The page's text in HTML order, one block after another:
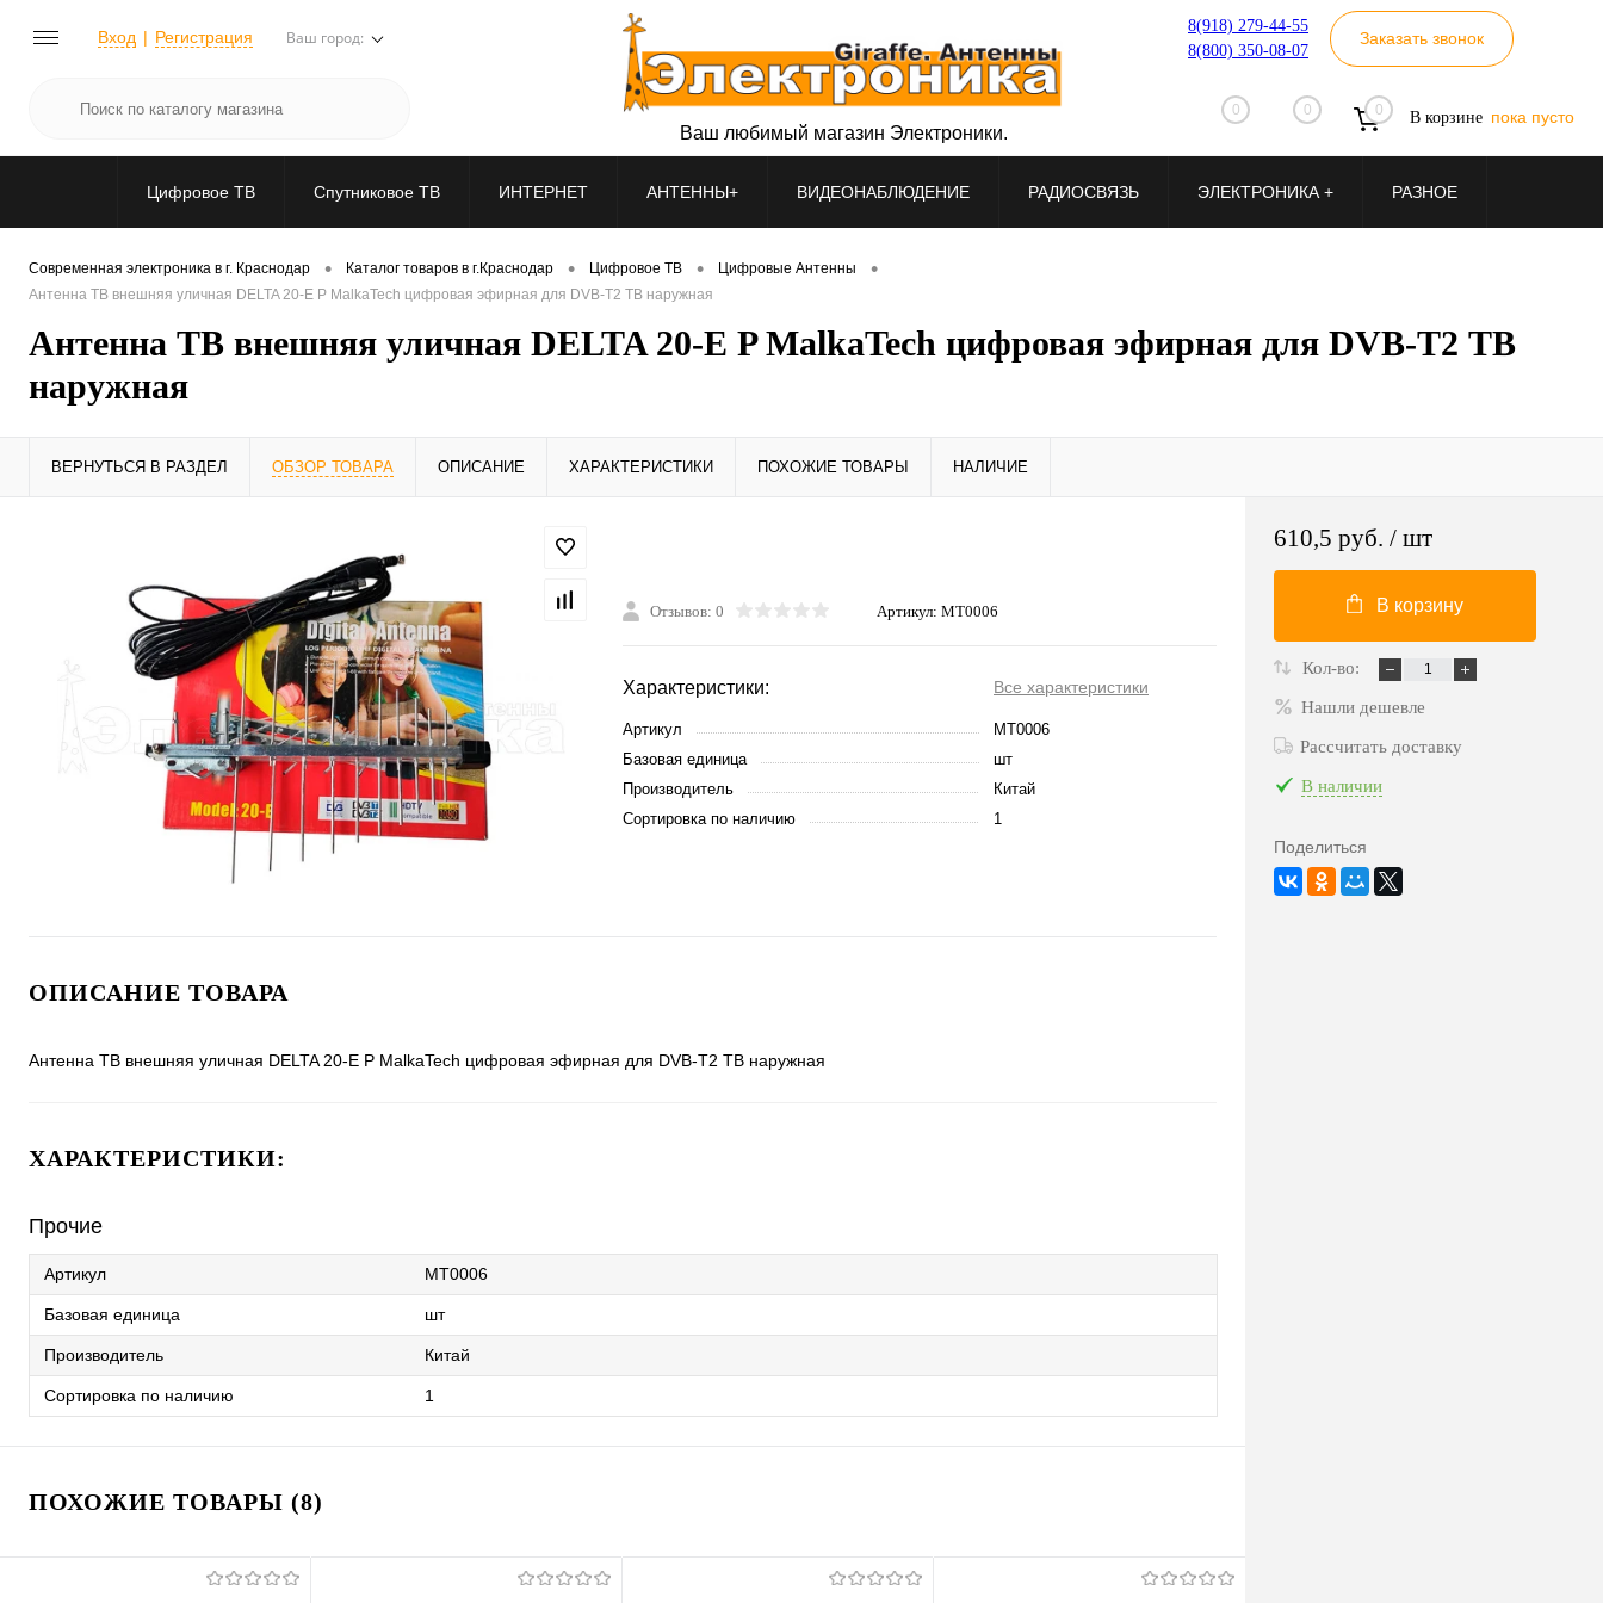
Вход Регистрация Ваш город:
8(918) 279-44-55
8(800) 350-08-07
Заказать звонок
0 0 0 В корзине пока пусто
Ваш любимый магазин Электроники.
Цифровое ТВ Спутниковое ТВ ИНТЕРНЕТ АНТЕННЫ+ ВИДЕОНАБЛЮДЕНИЕ РАДИОСВЯЗЬ ЭЛЕКТРОНИКА + РАЗНОЕ
Современная электроника в г. Краснодар • Каталог товаров в г.Краснодар • Цифровое ТВ • Цифровые Антенны •
Антенна ТВ внешняя уличная DELTA 20-E P MalkaTech цифровая эфирная для DVB-T2 ТВ наружная
Антенна ТВ внешняя уличная DELTA 20-E P MalkaTech цифровая эфирная для DVB-T2 ТВ
наружная
ВЕРНУТЬСЯ В РАЗДЕЛ ОБЗОР ТОВАРА ОПИСАНИЕ ХАРАКТЕРИСТИКИ ПОХОЖИЕ ТОВАРЫ НАЛИЧИЕ
Отзывов: 0 Артикул: MT0006
Характеристики: Все характеристики
Артикул
MT0006
Базовая единица
шт
Производитель
Китай
Сортировка по наличию
1
ОПИСАНИЕ ТОВАРА
Антенна ТВ внешняя уличная DELTA 20-E P MalkaTech цифровая эфирная для DVB-T2 ТВ наружная
ХАРАКТЕРИСТИКИ:
Прочие
Артикул MT0006
Базовая единица шт
Производитель Китай
Сортировка по наличию 1
ПОХОЖИЕ ТОВАРЫ (8)
610,5 руб. / шт
В корзину
Кол-во:
Нашли дешевле
Рассчитать доставку
В наличии
Поделиться